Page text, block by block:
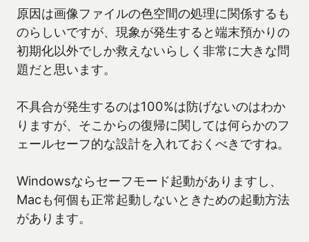
原因は画像ファイルの色空間の処理に関係するも
のらしいですが、現象が発生すると端末預かりの
初期化以外でしか救えないらしく非常に大きな問
題だと思います。
不具合が発生するのは100%は防げないのはわか
りますが、そこからの復帰に関しては何らかのフ
ェールセーフ的な設計を入れておくべきですね。
Windowsならセーフモード起動がありますし、
Macも何個も正常起動しないときための起動方法
があります。